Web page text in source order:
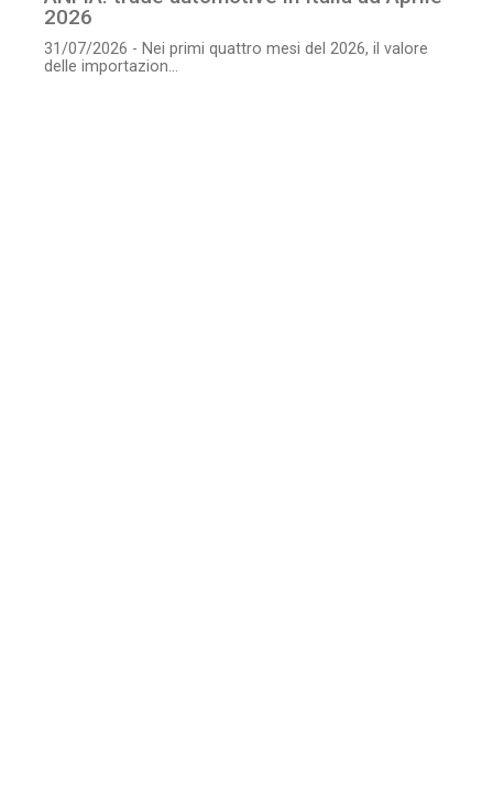
2026
31/07/2026 - Nei primi quattro mesi del 2026, il valore
delle importazion...